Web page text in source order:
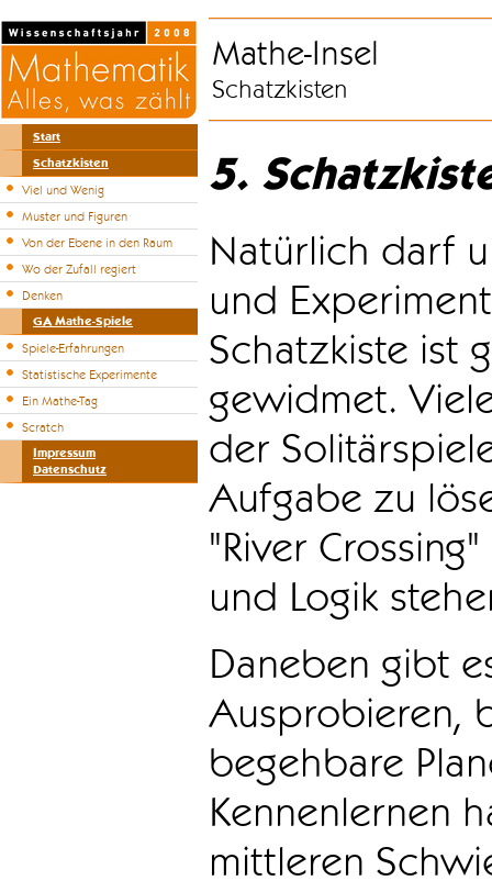
Start
Schatzkisten
Viel und Wenig
Muster und Figuren
Von der Ebene in den Raum
Wo der Zufall regiert
Denken
GA Mathe-Spiele
Spiele-Erfahrungen
Statistische Experimente
Ein Mathe-Tag
Scratch
Impressum
Datenschutz
Mathe-Insel
Schatzkisten
5.
Natürlich darf
und
Schatzkiste ist
gewidmet.
der
Aufgabe zu
"River
und Logik
Daneben gibt
Ausprobieren,
begehbare
Kennenlernen
mittleren